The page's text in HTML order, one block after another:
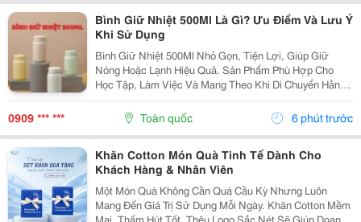
Bình Giữ Nhiệt 500Ml Là Gì? Ưu Điểm Và Lưu Ý
Khi Sử Dụng
Bình Giữ Nhiệt 500Ml Nhỏ Gọn, Tiện Lợi, Giúp Giữ
Nóng Hoặc Lạnh Hiệu Quả. Sản Phẩm Phù Hợp Cho
Học Tập, Làm Việc Và Mang Theo Khi Di Chuyển Hằng
Ngày. Cùng Khám Phá Những Ưu Điểm Nổi Bật Của
Bình Giữ Nhiệt 500Ml Trong Bài Viết Dưới Đây. 1. Giới...
0909 *** *** Toàn quốc 6 phút trước
Khăn Cotton Món Quà Tinh Tế Dành Cho
Khách Hàng & Nhân Viên
Một Món Quà Không Cần Quá Cầu Kỳ Nhưng Luôn
Mang Đến Giá Trị Sử Dụng Mỗi Ngày. Khăn Cotton Mềm
Mại, Thấm Hút Tốt, Thêu Logo Sắc Nét Sẽ Giúp Doanh